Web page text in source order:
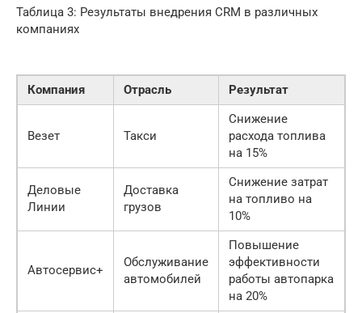
Таблица 3: Результаты внедрения CRM в различных
компаниях
Компания Отрасль Результат
Везет Такси
Снижение
расхода топлива
на 15%
Деловые
Линии
Доставка
грузов
Снижение затрат
на топливо на
10%
Автосервис+
Обслуживание
автомобилей
Повышение
эффективности
работы автопарка
на 20%